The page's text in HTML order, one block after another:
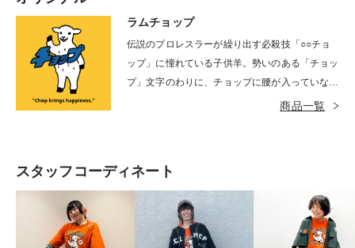
ラムチョップ
伝説のプロレスラーが繰り出す必殺技「○○チョ
ップ」に憧れている子供羊。勢いのある「チョッ
プ」文字のわりに、チョップに腰が入っていない
のは、彼が小学生１−２年生くらいだから。時と
商品一覧
スタッフコーディネート